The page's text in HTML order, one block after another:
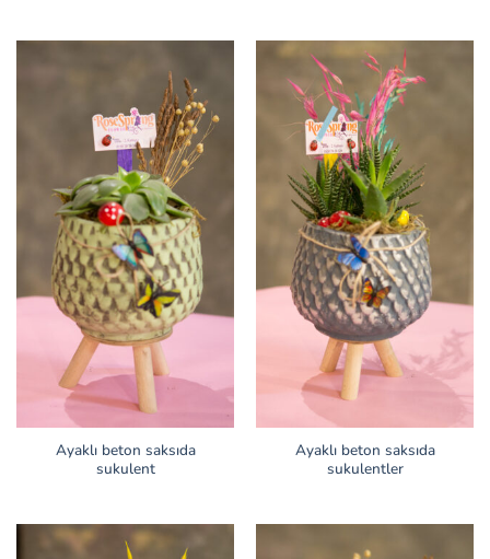
Ayaklı beton saksıda
sukulent
Ayaklı beton saksıda
sukulentler